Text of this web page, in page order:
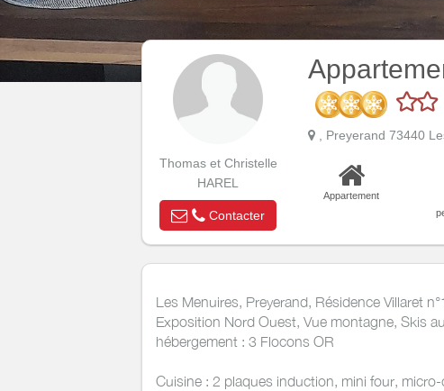
Thomas et Christelle
HAREL
Contacter
, Preyerand 73440
Appartement
Les Menuires, Preyerand, Résidence Villaret
Exposition Nord Ouest, Vue montagne, Skis
hébergement : 3 Flocons OR
Cuisine : 2 plaques induction, mini four,